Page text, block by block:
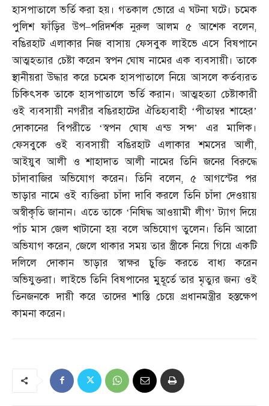
হাসপাতালে ভর্তি করা হয়। গতকাল ভোরে এ ঘটনা ঘটে।চমেক
পুলিশ ফাঁড়ির উপ–পরিদর্শক নুরুল আলম ৫আশেক বলেন,
বঙিরহাট এলাকার নিজ বাসায় ফেসবুক লাইভে এসে বিষপানে
আত্মহত্যার চেষ্টা করেন স্বপন ঘোষ নামের এক ব্যবসায়ী। তাকে
স্থানীয়রা উদ্ধার করে চমেক হাসপাতালে নিয়ে আসলে কর্তব্যরত
চিকিৎসক তাকে হাসপাতালে ভর্তি করান। আত্মহত্যা চেষ্টাকারী
ওই ব্যবসায়ী নগরীর বঙিরহাটের ঐতিহ্যবাহী ‘পীতাম্বর শাহের’
দোকানের বিপরীতে ‘স্বপন ঘোষ এন্ড সন্স’ এর মালিক।
ফেসবুকে ওই ব্যবসায়ী বঙিরহাট এলাকার শমসের আলী,
আইয়ুব আলী ও শাহাদাত আলী নামের তিনি জনের বিরুদ্ধে
চাঁদাবাজির অভিযোগ করেন। তিনি বলেন,৫ আগস্টের পর
ভাড়ার নামে ওই ব্যক্তিরা চাঁদা দাবি করলে তিনি চাঁদা দেওয়ায়
অস্বীকৃতি জানান। এতে তাকে ‘নিষিদ্ধ আওয়ামী লীগ’ ট্যাগ দিয়ে
পাঁচ মাস জেল খাটানো হয় বলে অভিযোগ তুলেন। তিনি আরো
অভিযাগ করেন, জেলে থাকার সময় তার স্ত্রীকে নিয়ে গিয়ে একটি
দলিলে দোকান ভাড়ার স্বাক্ষর চুক্তি করতে বাধ্য করেন
অভিযুক্তরা। লাইভে তিনি বিষপানের মুহূর্তে তার মৃত্যুর জন্য ওই
তিনজনকে দায়ী করে তাদের শাস্তি চেয়ে প্রধানমন্ত্রীর হস্তক্ষেপ
কামনা করেন।